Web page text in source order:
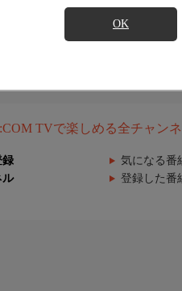
OK
TVで楽しめる全チャン
録 気になる番
ル 登録した番